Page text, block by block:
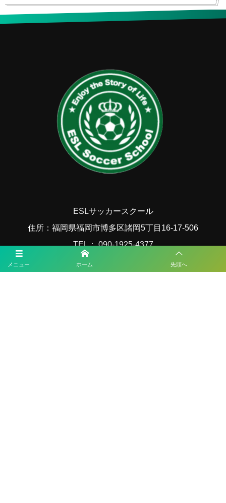
メニュー ホーム 先頭へ
ESLサッカースクール
住所：福岡県福岡市博多区諸岡5丁目16-17-506
TEL： 090-1925-4377
MAIL：esl.fukuoka@gmail.com